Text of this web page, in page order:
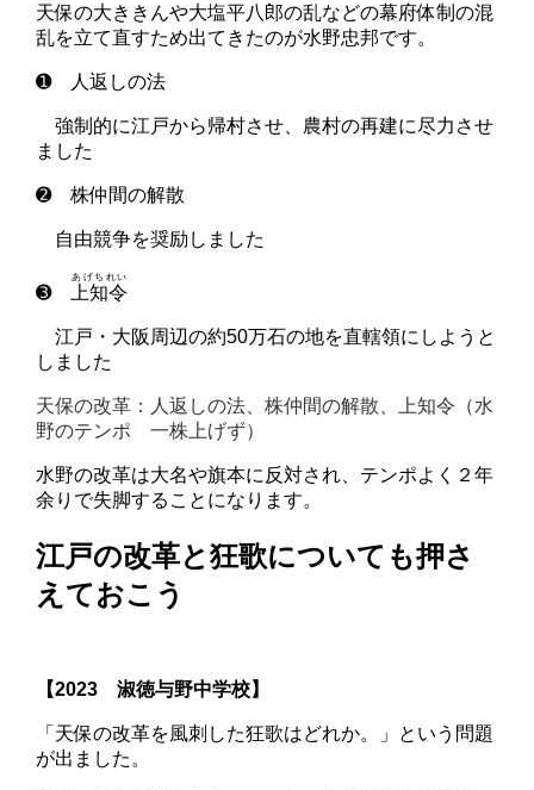
天保の大ききんや大塩平八郎の乱などの幕府体制の混
乱を立て直すため出てきたのが水野忠邦です。
➊ 人返しの法
強制的に江戸から帰村させ、農村の再建に尽力させ
ました
➋ 株仲間の解散
自由競争を奨励しました
➌ 上知令
あげちれい
江戸・大阪周辺の約50万石の地を直轄領にしようと
しました
天保の改革： 人返しの法、株仲間の解散、 上知令（水
野のテンポ一株上げず）
水野の改革は大名や旗本に反対され、テンポよく２年
余りで失脚することになります。
江戸の改革と狂歌についても押さ
えておこう
【2023 淑徳与野中学校】
「天保の改革を風刺した狂歌はどれか。」という問題
が出ました。